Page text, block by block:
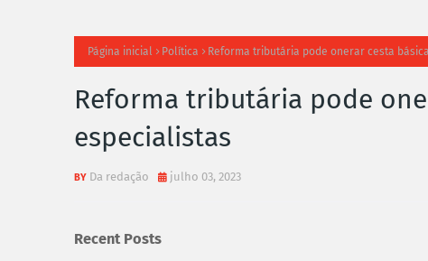
Página inicial Política Reforma tributária pode onerar cesta
Reforma tributária pode
especialistas
Da redação julho 03, 2023
Recent Posts